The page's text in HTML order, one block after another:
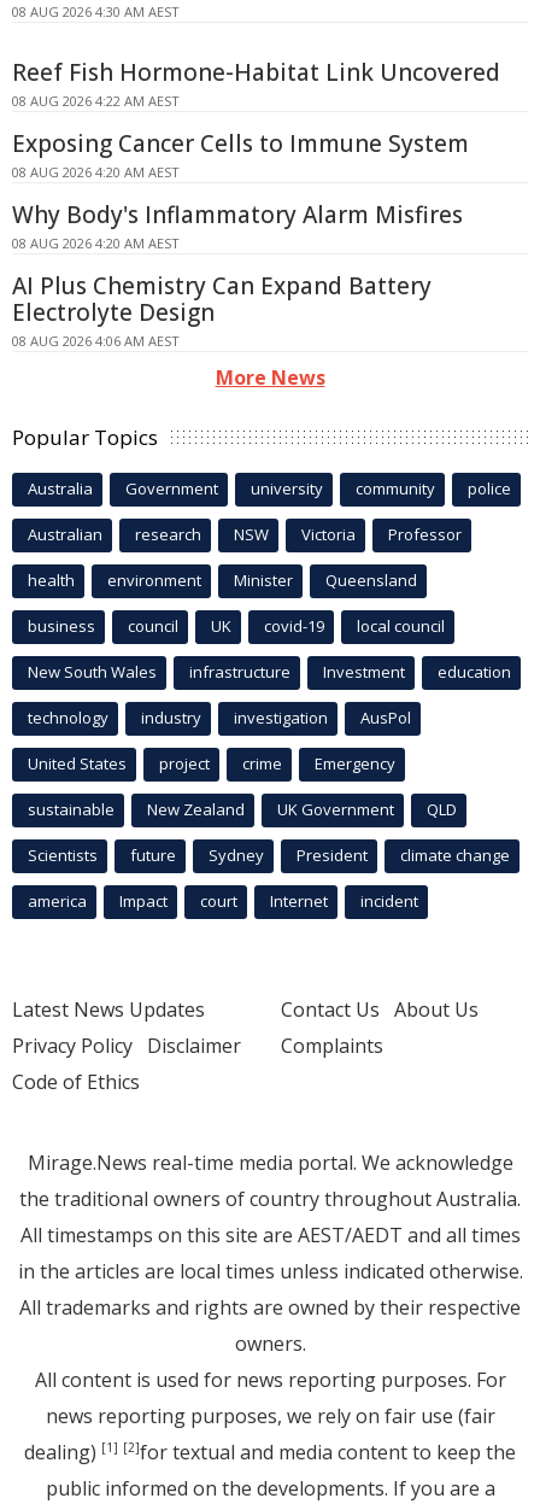
08 AUG 2026 4:30 AM AEST
Reef Fish Hormone-Habitat Link Uncovered
08 AUG 2026 4:22 AM AEST
Exposing Cancer Cells to Immune System
08 AUG 2026 4:20 AM AEST
Why Body's Inflammatory Alarm Misfires
08 AUG 2026 4:20 AM AEST
AI Plus Chemistry Can Expand Battery
Electrolyte Design
08 AUG 2026 4:06 AM AEST
More News
Popular Topics
Australia Government university community police
Australian research NSW Victoria Professor
health environment Minister Queensland
business council UK covid-19 local council
New South Wales infrastructure Investment education
technology industry investigation AusPol
United States project crime Emergency
sustainable New Zealand UK Government QLD
Scientists future Sydney President climate change
america Impact court Internet incident
Latest News Updates
Privacy Policy Disclaimer
Code of Ethics
Contact Us About Us
Complaints
Mirage.News real-time media portal. We acknowledge
the traditional owners of country throughout Australia.
All timestamps on this site are AEST/AEDT and all times
in the articles are local times unless indicated otherwise.
All trademarks and rights are owned by their respective
owners.
All content is used for news reporting purposes. For
news reporting purposes, we rely on fair use (fair
dealing) [1] [2]for textual and media content to keep the
public informed on the developments. If you are a